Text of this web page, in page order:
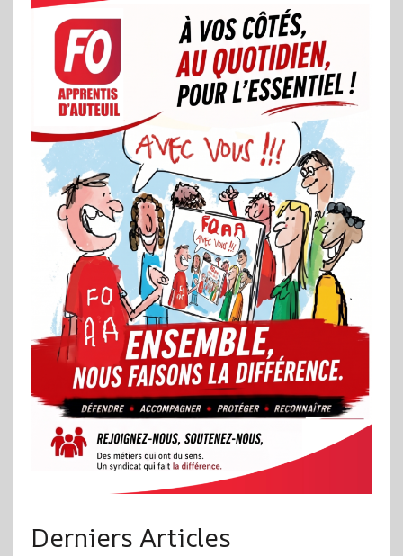
Derniers Articles